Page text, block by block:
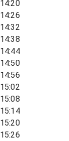
14:20
14:26
14:32
14:38
14:44
14:50
14:56
15:02
15:08
15:14
15:20
15:26